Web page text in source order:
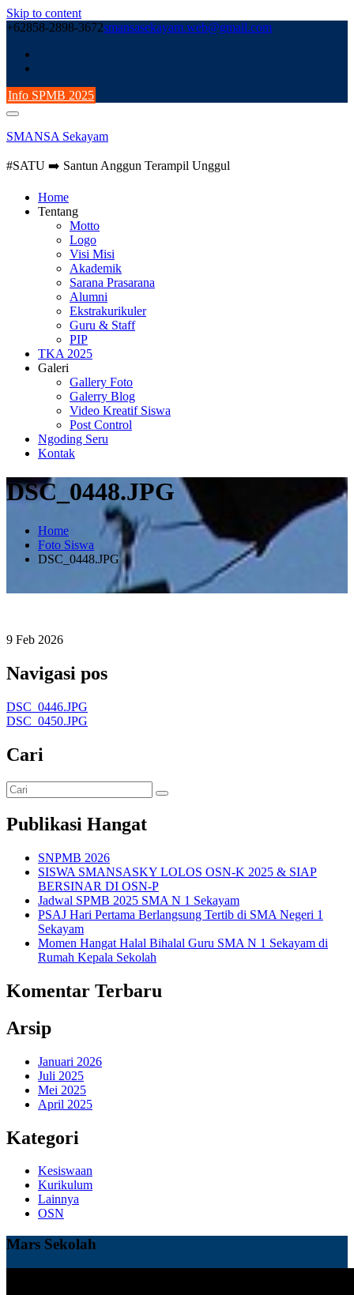
Skip to content
+62858-2898-3672smansasekayam.web@gmail.com
Info SPMB 2025
SMANSA Sekayam
#SATU ➡️ Santun Anggun Terampil Unggul
Home
Tentang
Motto
Logo
Visi Misi
Akademik
Sarana Prasarana
Alumni
Ekstrakurikuler
Guru & Staff
PIP
TKA 2025
Galeri
Gallery Foto
Galerry Blog
Video Kreatif Siswa
Post Control
Ngoding Seru
Kontak
DSC_0448.JPG
Home
Foto Siswa
DSC_0448.JPG
9 Feb 2026
Navigasi pos
DSC_0446.JPG
DSC_0450.JPG
Cari
Publikasi Hangat
SNPMB 2026
SISWA SMANSASKY LOLOS OSN-K 2025 & SIAP
BERSINAR DI OSN-P
Jadwal SPMB 2025 SMA N 1 Sekayam
PSAJ Hari Pertama Berlangsung Tertib di SMA Negeri 1
Sekayam
Momen Hangat Halal Bihalal Guru SMA N 1 Sekayam di
Rumah Kepala Sekolah
Komentar Terbaru
Arsip
Januari 2026
Juli 2025
Mei 2025
April 2025
Kategori
Kesiswaan
Kurikulum
Lainnya
OSN
Mars Sekolah